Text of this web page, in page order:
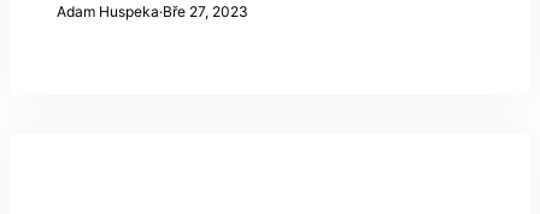
Adam Huspeka·Bře 27, 2023